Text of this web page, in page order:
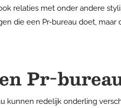
relaties met onder andere
die een Pr-bureau doet,
Pr-
kunnen redelijk onderling